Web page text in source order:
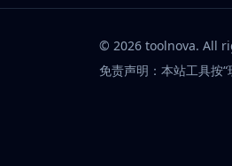
© 2026 toolnova. All
免责声明：本站工具按“